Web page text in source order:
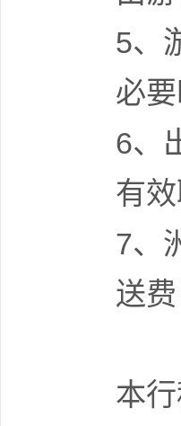
5、
必
6、
有效
7、
送费
本